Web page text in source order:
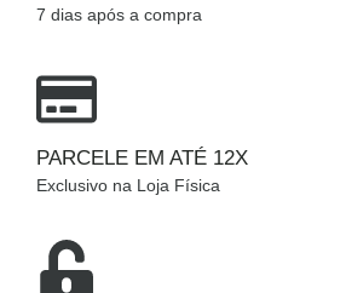
7 dias após a compra
PARCELE EM ATÉ 12X
Exclusivo na Loja Física